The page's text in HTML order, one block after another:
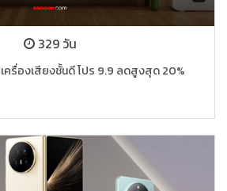
329 วัน
เครื่องเสียงชั้นดี โปร 9.9 ลดสูงสุด 20%